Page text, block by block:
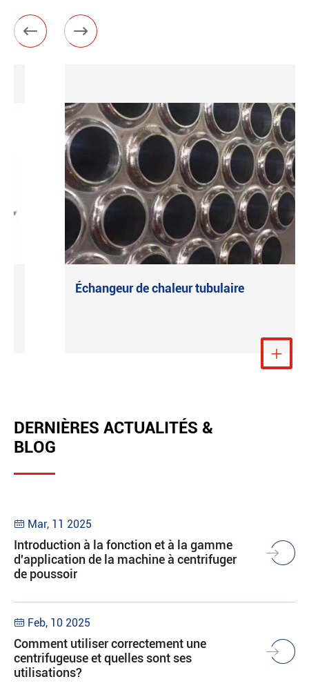
 
Échangeur de chaleur tubulaire
Voir plus

DERNIÈRES ACTUALITÉS &
BLOG
 Mar, 11 2025
Introduction à la fonction et à la gamme
d'application de la machine à centrifuger
de poussoir
 Feb, 10 2025
Comment utiliser correctement une
centrifugeuse et quelles sont ses
utilisations?